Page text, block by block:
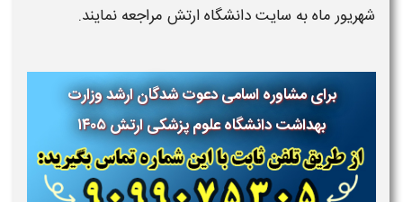
شهریور ماه به سایت دانشگاه ارتش مراجعه نمایند.
برای مشاوره اسامی دعوت شدگان ارشد وزارت
بهداشت دانشگاه علوم پزشکی ارتش۱۴۰۵